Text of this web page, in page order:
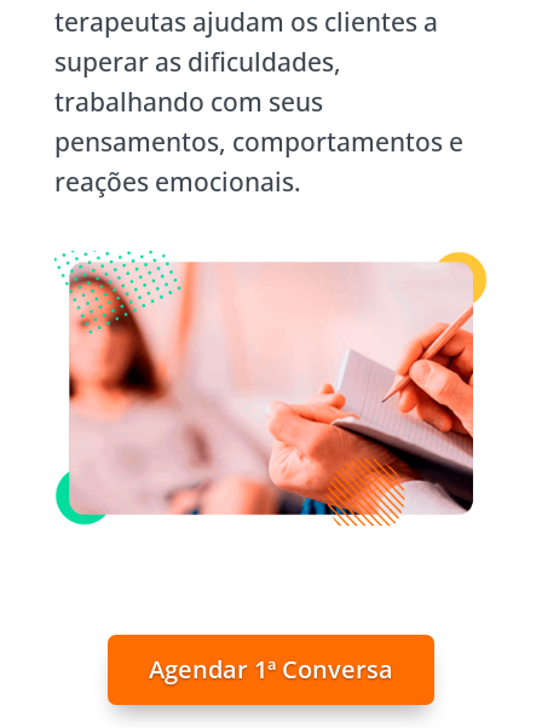
terapeutas ajudam os clientes a
superar as dificuldades,
trabalhando com seus
pensamentos, comportamentos e
reações emocionais.
Agendar 1ª Conversa